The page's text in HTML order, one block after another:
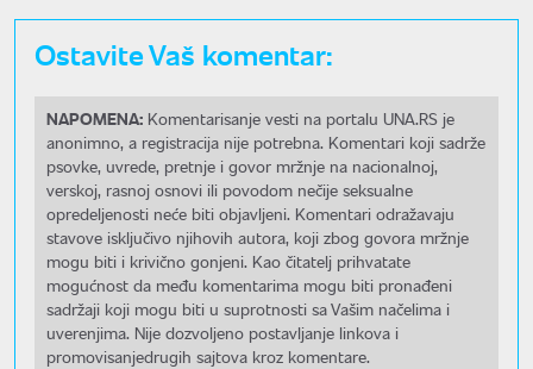
Ostavite Vaš komentar:
NAPOMENA: Komentarisanje vesti na portalu UNA.RS je
anonimno, a registracija nije potrebna. Komentari koji sadrže
psovke, uvrede, pretnje i govor mržnje na nacionalnoj,
verskoj, rasnoj osnovi ili povodom nečije seksualne
opredeljenosti neće biti objavljeni. Komentari odražavaju
stavove isključivo njihovih autora, koji zbog govora mržnje
mogu biti i krivično gonjeni. Kao čitatelj prihvatate
mogućnost da među komentarima mogu biti pronađeni
sadržaji koji mogu biti u suprotnosti sa Vašim načelima i
uverenjima. Nije dozvoljeno postavljanje linkova i
promovisanjedrugih sajtova kroz komentare.